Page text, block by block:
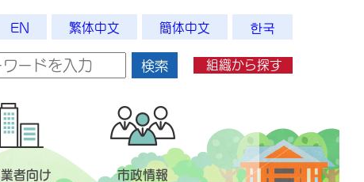
EN 繁体中文 簡体中文 한국
検索 組織から探す
者向け 市政情報